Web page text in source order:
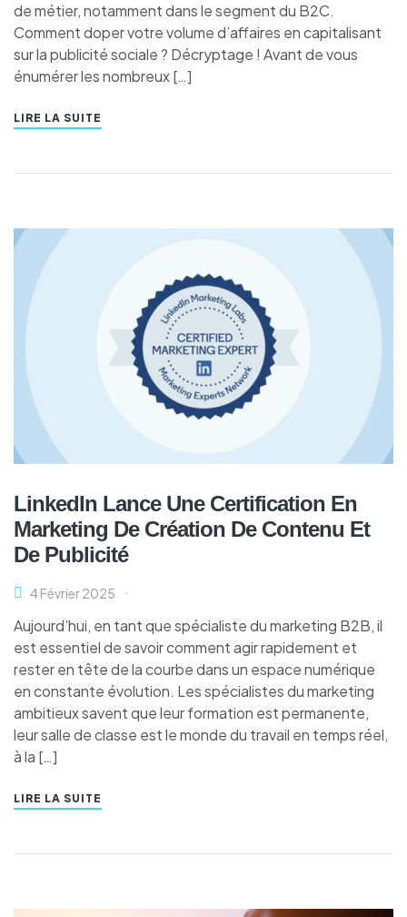
de métier, notamment dans le segment du B2C.
Comment doper votre volume d’affaires en capitalisant
sur la publicité sociale ? Décryptage ! Avant de vous
énumérer les nombreux […]
LIRE LA SUITE
LinkedIn Lance Une Certification En
Marketing De Création De Contenu Et
De Publicité
4 Février 2025
Aujourd’hui, en tant que spécialiste du marketing B2B, il
est essentiel de savoir comment agir rapidement et
rester en tête de la courbe dans un espace numérique
en constante évolution. Les spécialistes du marketing
ambitieux savent que leur formation est permanente,
leur salle de classe est le monde du travail en temps réel,
à la […]
LIRE LA SUITE